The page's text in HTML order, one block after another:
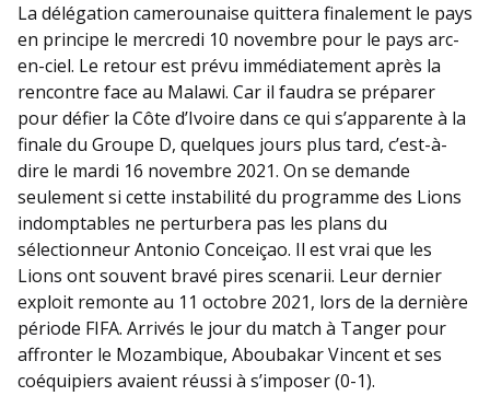
La délégation camerounaise quittera finalement le pays
en principe le mercredi 10 novembre pour le pays arc-
en-ciel. Le retour est prévu immédiatement après la
rencontre face au Malawi. Car il faudra se préparer
pour défier la Côte d’Ivoire dans ce qui s’apparente à la
finale du Groupe D, quelques jours plus tard, c’est-à-
dire le mardi 16 novembre 2021. On se demande
seulement si cette instabilité du programme des Lions
indomptables ne perturbera pas les plans du
sélectionneur Antonio Conceiçao. Il est vrai que les
Lions ont souvent bravé pires scenarii. Leur dernier
exploit remonte au 11 octobre 2021, lors de la dernière
période FIFA. Arrivés le jour du match à Tanger pour
affronter le Mozambique, Aboubakar Vincent et ses
coéquipiers avaient réussi à s’imposer (0-1).